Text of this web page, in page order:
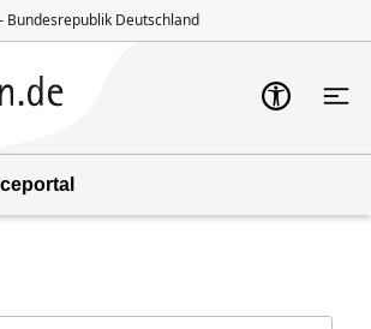
Bundesrepublik Deutschland